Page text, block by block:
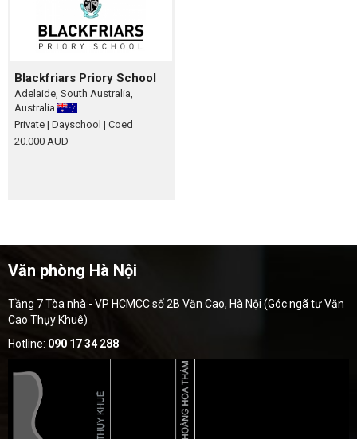
Blackfriars Priory School
Adelaide, South Australia,
Australia
Private | Dayschool | Coed
20.000 AUD
Văn phòng Hà Nội
Tầng 7 Tòa nhà - VP HCMCC số 2B Văn Cao, Hà Nội (Góc ngã tư Văn
Cao Thụy Khuê)
Hotline: 090 17 34 288